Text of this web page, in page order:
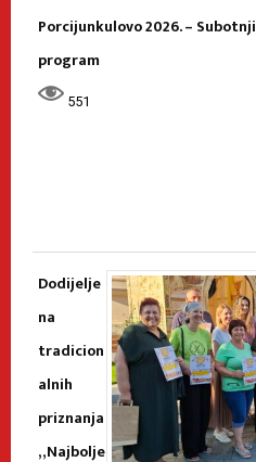
Porcijunkulovo 2026. – Subotnji
program
551
Dodijelje
na
tradicion
alnih
priznanja
„Najbolje